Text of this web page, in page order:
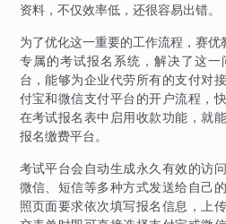
资料，不仅效率低，还很容易出错。
为了优化这一重要的工作流程，赛
专属的考试报名系统，解决了这
台，能够为企业代劳所有的支付对
付宝和微信支付平台的开户流程，
在考试报名表中启用收款功能，就
报名缴费平台。
考试平台会自动生成永久有效的访
微信、短信等多种方式发送给自己
照页面要求依次填写报名信息，上